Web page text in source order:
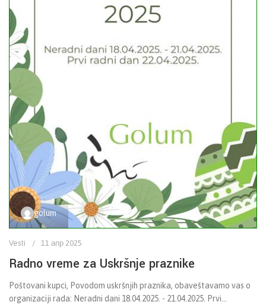
golum
Vesti 11 апр 2025
Radno vreme za Uskršnje praznike
Poštovani kupci, Povodom uskršnjih praznika, obaveštavamo vas o
organizaciji rada: Neradni dani 18.04.2025. - 21.04.2025. Prvi...